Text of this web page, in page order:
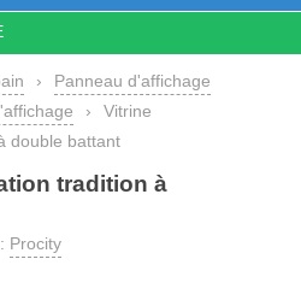
›
Panneau d'affichage
›
Vitrine
double battant
tradition à
Procity